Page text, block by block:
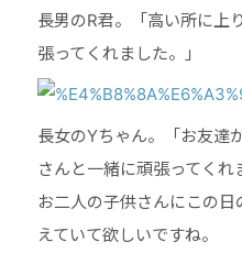
長男のR君。「高い所に上
張ってくれました。」
長女のYちゃん。「お友達
さんと一緒に頑張ってくれ
お二人の子供さんにこの
えていて欲しいですね。